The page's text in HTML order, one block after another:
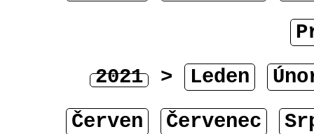
2021 > Leden
Červen
Červenec